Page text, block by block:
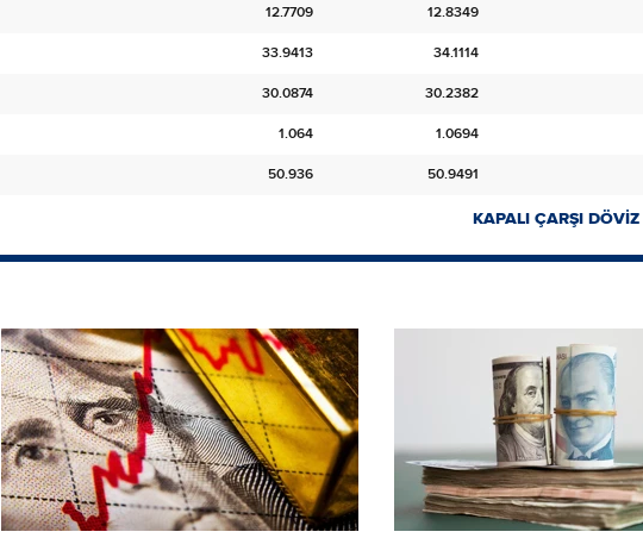
12.7709 12.8349
33.9413 34.1114
30.0874 30.2382
1.064 1.0694
50.936 50.9491
KAPALI ÇARŞI DÖVİZ